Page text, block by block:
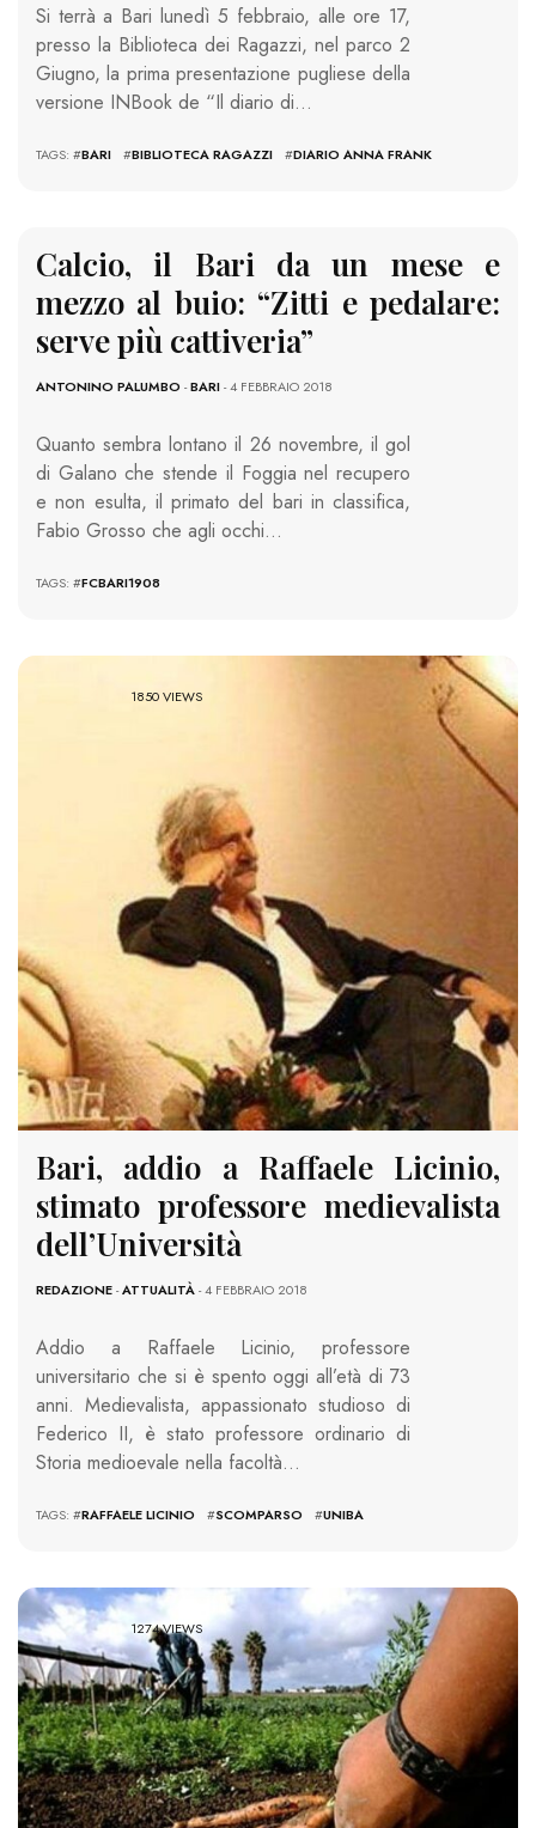
Si terrà a Bari lunedì 5 febbraio, alle ore 17,
presso la Biblioteca dei Ragazzi, nel parco 2
Giugno, la prima presentazione pugliese della
versione INBook de “Il diario di…
TAGS: #BARI #BIBLIOTECA RAGAZZI #DIARIO ANNA FRANK
Calcio, il Bari da un mese e
mezzo al buio: “Zitti e pedalare:
serve più cattiveria”
ANTONINO PALUMBO -BARI- 4 FEBBRAIO 2018
Quanto sembra lontano il 26 novembre, il gol
di Galano che stende il Foggia nel recupero
e non esulta, il primato del bari in classifica,
Fabio Grosso che agli occhi…
TAGS: #FCBARI1908
1850 VIEWS
Bari, addio a Raffaele Licinio,
stimato professore medievalista
dell’Università
REDAZIONE-ATTUALITÀ- 4 FEBBRAIO 2018
Addio a Raffaele Licinio, professore
universitario che si è spento oggi all’età di 73
anni. Medievalista, appassionato studioso di
Federico II, è stato professore ordinario di
Storia medioevale nella facoltà…
TAGS: #RAFFAELE LICINIO #SCOMPARSO #UNIBA
1274 VIEWS